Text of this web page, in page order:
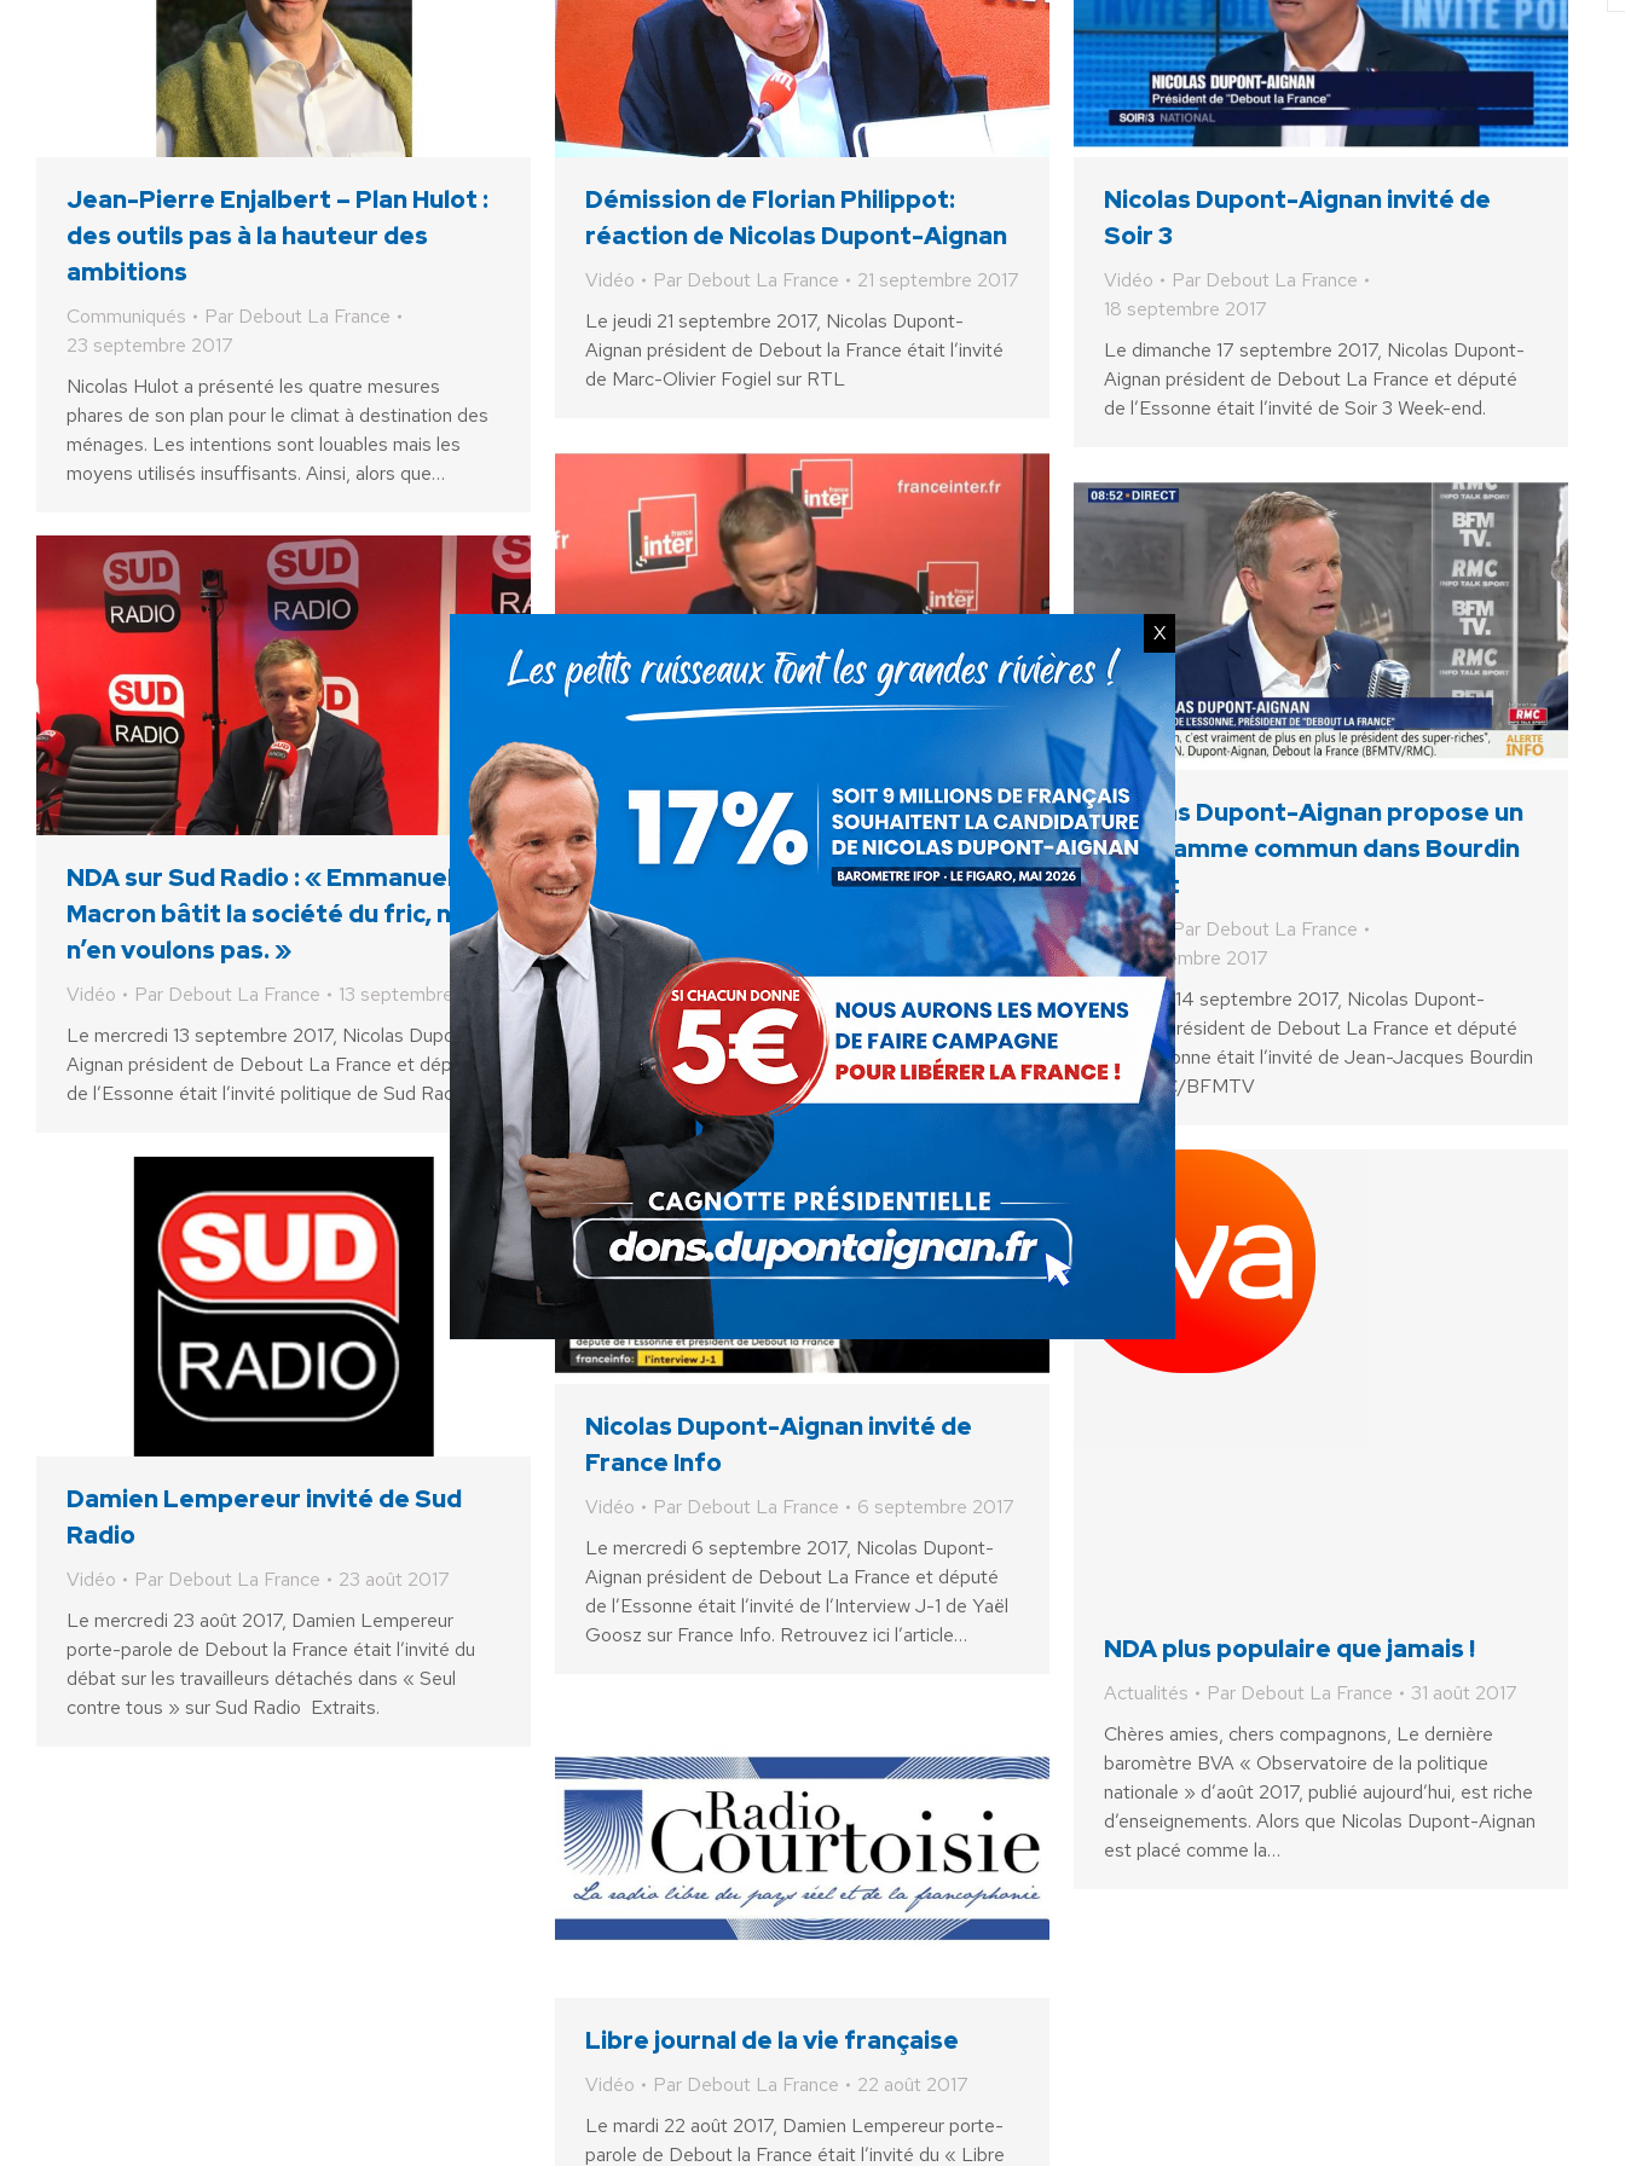
Jean-Pierre Enjalbert – Plan Hulot :
des outils pas à la hauteur des
ambitions
Communiqués Par Debout La France
23 septembre 2017
Nicolas Hulot a présenté les quatre mesures
phares de son plan pour le climat à destination des
ménages. Les intentions sont louables mais les
moyens utilisés insuffisants. Ainsi, alors que…
Démission de Florian Philippot:
réaction de Nicolas Dupont-Aignan
Vidéo Par Debout La France
21 septembre 2017
Le jeudi 21 septembre 2017, Nicolas Dupont-
Aignan président de Debout la France était l’invité
de Marc-Olivier Fogiel sur RTL
Nicolas Dupont-Aignan invité de
Soir 3
Vidéo Par Debout La France
18 septembre 2017
Le dimanche 17 septembre 2017, Nicolas Dupont-
Aignan président de Debout La France et député
de l’Essonne était l’invité de Soir 3 Week-end.
Nicolas Dupont-Aignan invité de
France Inter
Vidéo ParDebout La France
17 septembre 2017
Le samedi 16 septembre 2017, Nicolas Dupont-
Aignan président de Debout La France et député
de l’Essonne était l’invité du 6/9 info sur France
Inter
Nicolas Dupont-Aignan propose un
programme commun dans Bourdin
Direct
Vidéo Par Debout La France
14 septembre 2017
Le jeudi 14 septembre 2017, Nicolas Dupont-
Aignan président de Debout La France et député
de l’Essonne était l’invité de Jean-Jacques Bourdin
sur RMC/BFMTV
NDA sur Sud Radio : « Emmanuel
Macron bâtit la société du fric, nous
n’en voulons pas. »
Vidéo Par Debout La France
13 septembre 2017
Le mercredi 13 septembre 2017, Nicolas Dupont-
Aignan président de Debout La France et député
de l’Essonne était l’invité politique de Sud Radio
Nicolas Dupont-Aignan invité de
France Info
Vidéo Par Debout La France
6 septembre 2017
Le mercredi 6 septembre 2017, Nicolas Dupont-
Aignan président de Debout La France et député
de l’Essonne était l’invité de l’Interview J-1 de Yaël
Goosz sur France Info. Retrouvez ici l’article…
NDA plus populaire que jamais !
Actualités Par Debout La France
31 août 2017
Chères amies, chers compagnons, Le dernière
baromètre BVA « Observatoire de la politique
nationale » d’août 2017, publié aujourd’hui, est riche
d’enseignements. Alors que Nicolas Dupont-Aignan
est placé comme la…
Damien Lempereur invité de Sud
Radio
Vidéo Par Debout La France
23 août 2017
Le mercredi 23 août 2017, Damien Lempereur
porte-parole de Debout la France était l’invité du
débat sur les travailleurs détachés dans « Seul
contre tous » sur Sud Radio Extraits.
Libre journal de la vie française
Vidéo Par Debout La France
22 août 2017
Le mardi 22 août 2017, Damien Lempereur porte-
parole de Debout la France était l’invité du « Libre
X